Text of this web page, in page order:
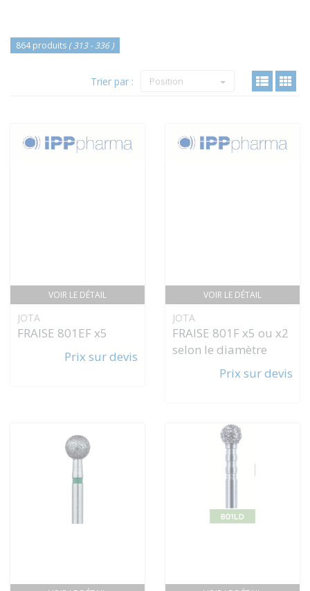
864 produits ( 313 - 336 )
Trier par : Position
VOIR LE DÉTAIL
JOTA
FRAISE 801EF x5
Prix sur devis
VOIR LE DÉTAIL
JOTA
FRAISE 801F x5 ou x2
selon le diamètre
Prix sur devis